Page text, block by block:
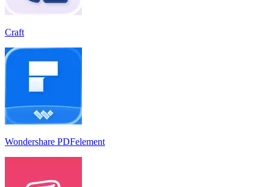
Craft
Wondershare PDFelement